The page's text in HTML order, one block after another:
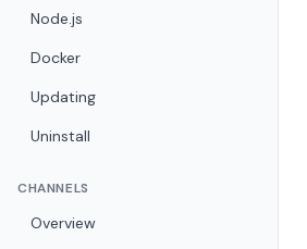
Node.js
Docker
Updating
Uninstall
CHANNELS
Overview